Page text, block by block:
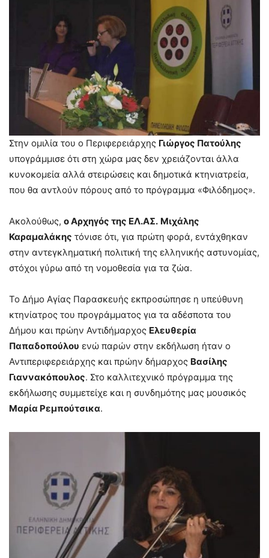
Στην ομιλία του ο Περιφερειάρχης Γιώργος Πατούλης
υπογράμμισε ότι στη χώρα μας δεν χρειάζονται άλλα
κυνοκομεία αλλά στειρώσεις και δημοτικά κτηνιατρεία,
που θα αντλούν πόρους από το πρόγραμμα «Φιλόδημος».
Ακολούθως, ο Αρχηγός της ΕΛ.ΑΣ. Μιχάλης
Καραμαλάκης τόνισε ότι, για πρώτη φορά, εντάχθηκαν
στην αντεγκληματική πολιτική της ελληνικής αστυνομίας,
στόχοι γύρω από τη νομοθεσία για τα ζώα.
Το Δήμο Αγίας Παρασκευής εκπροσώπησε η υπεύθυνη
κτηνίατρος του προγράμματος για τα αδέσποτα του
Δήμου και πρώην Αντιδήμαρχος Ελευθερία
Παπαδοπούλου ενώ παρών στην εκδήλωση ήταν ο
Αντιπεριφερειάρχης και πρώην δήμαρχος Βασίλης
Γιαννακόπουλος. Στο καλλιτεχνικό πρόγραμμα της
εκδήλωσης συμμετείχε και η συνδημότης μας μουσικός
Μαρία Ρεμπούτσικα.